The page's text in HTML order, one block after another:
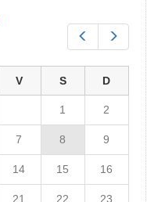
V S D
1 2
7 8 9
14 15 16
21 22 23